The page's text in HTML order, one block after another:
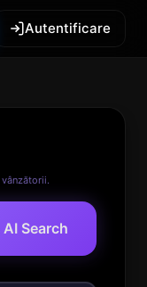
Autentificare
vânzătorii.
AI Search